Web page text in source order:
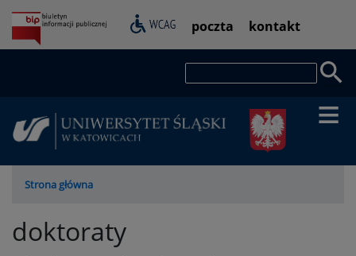
Przejdź
do
treści
Pasek
dostępności
poczta kontakt
Ścieżka
Strona główna
doktoraty